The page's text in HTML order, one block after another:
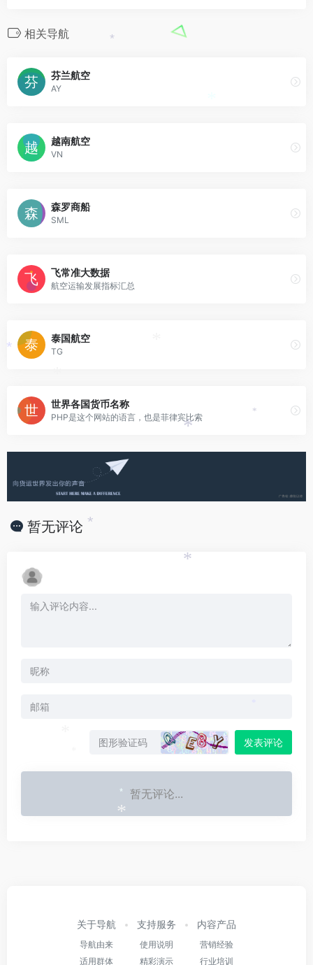
相关导航
芬兰航空
AY
越南航空
VN
森罗商船
SML
飞常准大数据
航空运输发展指标汇总
泰国航空
TG
世界各国货币名称
PHP是这个网站的语言，也是菲律宾比索
暂无评论
发表评论
暂无评论...
关于导航
导航由来
适用群体
支持服务
使用说明
精彩演示
内容产品
营销经验
行业培训